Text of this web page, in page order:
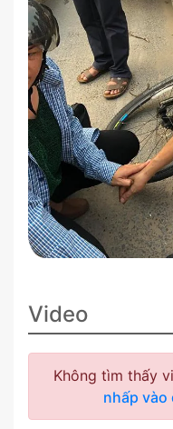
Video
Không tìm thấy
nhấp vào